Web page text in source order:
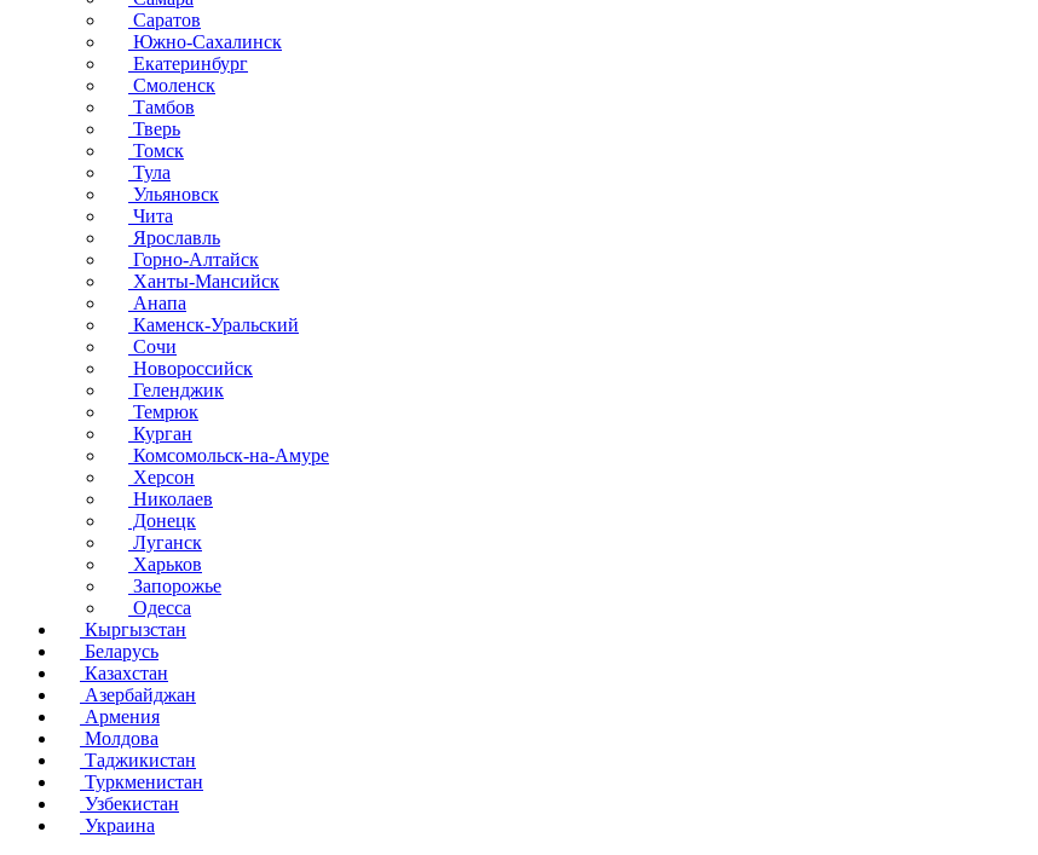
Саратов
Южно-Сахалинск
Екатеринбург
Смоленск
Тамбов
Тверь
Томск
Тула
Ульяновск
Чита
Ярославль
Горно-Алтайск
Ханты-Мансийск
Анапа
Каменск-Уральский
Сочи
Новороссийск
Геленджик
Темрюк
Курган
Комсомольск-на-Амуре
Херсон
Николаев
Донецк
Луганск
Харьков
Запорожье
Одесса
Кыргызстан
Беларусь
Казахстан
Азербайджан
Армения
Молдова
Таджикистан
Туркменистан
Узбекистан
Украина